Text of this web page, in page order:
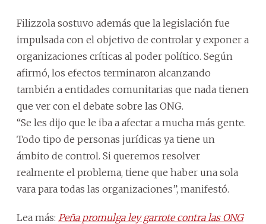
Filizzola sostuvo además que la legislación fue
impulsada con el objetivo de controlar y exponer a
organizaciones críticas al poder político. Según
afirmó, los efectos terminaron alcanzando
también a entidades comunitarias que nada tienen
que ver con el debate sobre las ONG.
“Se les dijo que le iba a afectar a mucha más gente.
Todo tipo de personas jurídicas ya tiene un
ámbito de control. Si queremos resolver
realmente el problema, tiene que haber una sola
vara para todas las organizaciones”, manifestó.
Lea más: Peña promulga ley garrote contra las ONG